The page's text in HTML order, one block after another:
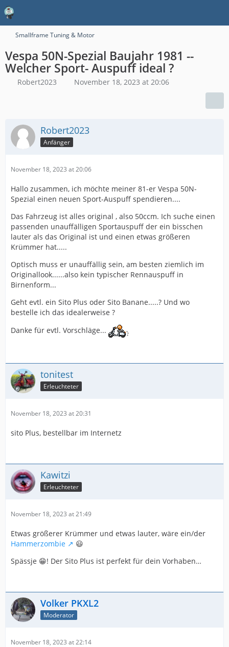
Smallframe Tuning & Motor
Vespa 50N-Spezial Baujahr 1981 --
Welcher Sport- Auspuff ideal ?
Robert2023 November 18, 2023 at 20:06
Robert2023
Anfänger
November 18, 2023 at 20:06
Hallo zusammen, ich möchte meiner 81-er Vespa 50N-
Spezial einen neuen Sport-Auspuff spendieren....
Das Fahrzeug ist alles original , also 50ccm. Ich suche einen
passenden unauffälligen Sportauspuff der ein bisschen
lauter als das Original ist und einen etwas größeren
Krümmer hat.....
Optisch muss er unauffällig sein, am besten ziemlich im
Originallook......also kein typischer Rennauspuff in
Birnenform...
Geht evtl. ein Sito Plus oder Sito Banane.....? Und wo
bestelle ich das idealerweise ?
Danke für evtl. Vorschläge...
tonitest
Erleuchteter
November 18, 2023 at 20:31
sito Plus, bestellbar im Internetz
Kawitzi
Erleuchteter
November 18, 2023 at 21:49
Etwas größerer Krümmer und etwas lauter, wäre ein/der
Hammerzombie
😃
Spässje 😁! Der Sito Plus ist perfekt für dein Vorhaben…
Volker PKXL2
Moderator
November 18, 2023 at 22:14